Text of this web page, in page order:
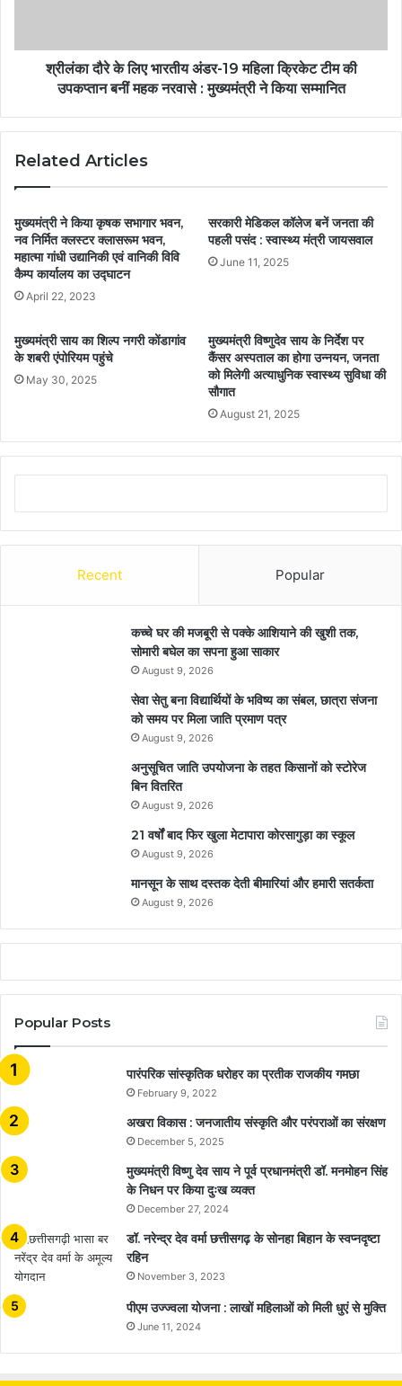
श्रीलंका दौरे के लिए भारतीय अंडर-19 महिला क्रिकेट टीम की
उपकप्तान बनीं महक नरवासे : मुख्यमंत्री ने किया सम्मानित
Related Articles
मुख्यमंत्री ने किया कृषक सभागार भवन,
नव निर्मित क्लस्टर क्लासरूम भवन,
महात्मा गांधी उद्यानिकी एवं वानिकी विवि
कैम्प कार्यालय का उद्घाटन
April 22, 2023
सरकारी मेडिकल कॉलेज बनें जनता की
पहली पसंद : स्वास्थ्य मंत्री जायसवाल
June 11, 2025
मुख्यमंत्री साय का शिल्प नगरी कोंडागांव
के शबरी एंपोरियम पहुंचे
May 30, 2025
मुख्यमंत्री विष्णुदेव साय के निर्देश पर
कैंसर अस्पताल का होगा उन्नयन, जनता
को मिलेगी अत्याधुनिक स्वास्थ्य सुविधा की
सौगात
August 21, 2025
Recent Popular
कच्चे घर की मजबूरी से पक्के आशियाने की खुशी तक,
सोमारी बघेल का सपना हुआ साकार
August 9, 2026
सेवा सेतु बना विद्यार्थियों के भविष्य का संबल, छात्रा संजना
को समय पर मिला जाति प्रमाण पत्र
August 9, 2026
अनुसूचित जाति उपयोजना के तहत किसानों को स्टोरेज
बिन वितरित
August 9, 2026
21 वर्षों बाद फिर खुला मेटापारा कोरसागुड़ा का स्कूल
August 9, 2026
मानसून के साथ दस्तक देती बीमारियां और हमारी सतर्कता
August 9, 2026
Popular Posts
​​​​​​​पारंपरिक सांस्कृतिक धरोहर का प्रतीक राजकीय गमछा
February 9, 2022
अखरा विकास : जनजातीय संस्कृति और परंपराओं का संरक्षण
December 5, 2025
मुख्यमंत्री विष्णु देव साय ने पूर्व प्रधानमंत्री डॉ. मनमोहन सिंह
के निधन पर किया दुःख व्यक्त
December 27, 2024
डॉ. नरेन्द्र देव वर्मा छत्तीसगढ़ के सोनहा बिहान के स्वप्नदृष्टा
रहिन
November 3, 2023
पीएम उज्ज्वला योजना : लाखों महिलाओं को मिली धुएं से मुक्ति
June 11, 2024